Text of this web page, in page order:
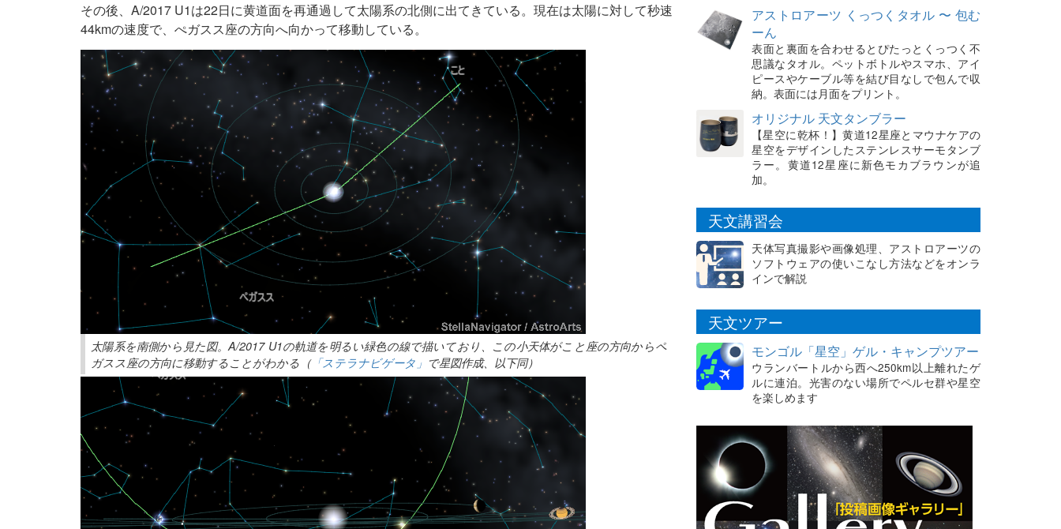
その後、A/2017 U1は22日に黄道面を再通過して太陽系の北側に出てきている。現在は太陽に対して秒速
44kmの速度で、ぺガスス座の方向へ向かって移動している。
太陽系を南側から見た図。A/2017 U1の軌道を明るい緑色の線で描いており、この小天体がこと座の方向からペ
ガスス座の方向に移動することがわかる（「ステラナビゲータ」 で星図作成、以下同）
アストロアーツ くっつくタオル 〜 包む
ーん
表面と裏面を合わせるとぴたっとくっつく不
思議なタオル。ペットボトルやスマホ、アイ
ピースやケーブル等を結び目なしで包んで収
納。表面には月面をプリント。
オリジナル 天文タンブラー
【星空に乾杯！】黄道12星座とマウナケアの
星空をデザインしたステンレスサーモタンブ
ラー。黄道12星座に新色モカブラウンが追
加。
天文講習会
天体写真撮影や画像処理、アストロアーツの
ソフトウェアの使いこなし方法などをオンラ
インで解説
天文ツアー
モンゴル「星空」ゲル・キャンプツアー
ウランバートルから西へ250km以上離れたゲ
ルに連泊。光害のない場所でペルセ群や星空
を楽しめます